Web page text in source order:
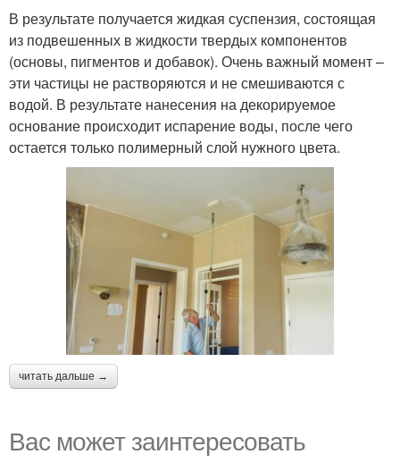
В результате получается жидкая суспензия, состоящая
из подвешенных в жидкости твердых компонентов
(основы, пигментов и добавок). Очень важный момент –
эти частицы не растворяются и не смешиваются с
водой. В результате нанесения на декорируемое
основание происходит испарение воды, после чего
остается только полимерный слой нужного цвета.
читать дальше →
Вас может заинтересовать